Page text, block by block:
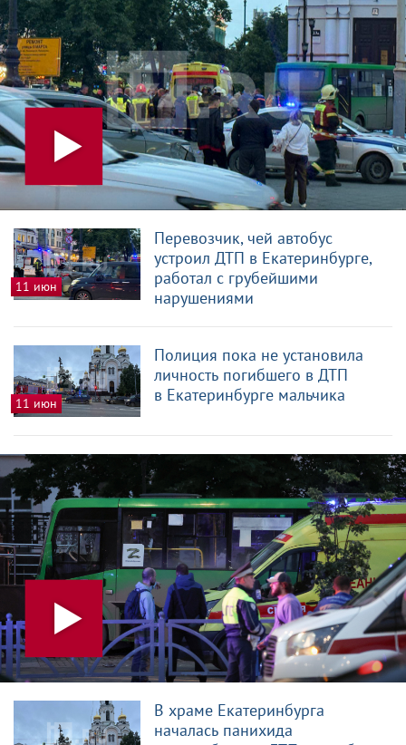
11 июн
Перевозчик, чей автобус
устроил ДТП в Екатеринбурге,
работал с грубейшими
нарушениями
11 июн
Полиция пока не установила
личность погибшего в ДТП
в Екатеринбурге мальчика
В храме Екатеринбурга
началась панихида